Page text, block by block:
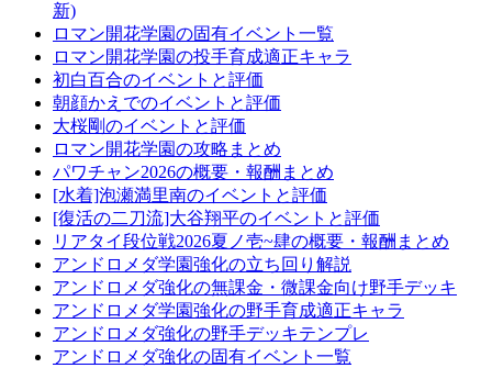
新)
ロマン開花学園の固有イベント一覧
ロマン開花学園の投手育成適正キャラ
初白百合のイベントと評価
朝顔かえでのイベントと評価
大桜剛のイベントと評価
ロマン開花学園の攻略まとめ
パワチャン2026の概要・報酬まとめ
[水着]泡瀬満里南のイベントと評価
[復活の二刀流]大谷翔平のイベントと評価
リアタイ段位戦2026夏ノ壱~肆の概要・報酬まとめ
アンドロメダ学園強化の立ち回り解説
アンドロメダ強化の無課金・微課金向け野手デッキ
アンドロメダ学園強化の野手育成適正キャラ
アンドロメダ強化の野手デッキテンプレ
アンドロメダ強化の固有イベント一覧